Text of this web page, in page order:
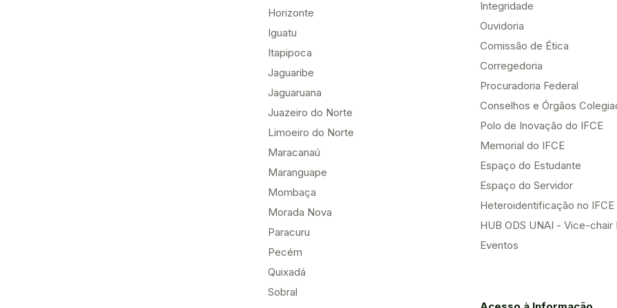
Horizonte
Iguatu
Itapipoca
Jaguaribe
Jaguaruana
Juazeiro do Norte
Limoeiro do Norte
Maracanaú
Maranguape
Mombaça
Morada Nova
Paracuru
Pecém
Quixadá
Sobral
Integridade
Ouvidoria
Comissão de Ética
Corregedoria
Procuradoria Federal
Conselhos e Órgãos
Polo de Inovação do IFCE
Memorial do IFCE
Espaço do Estudante
Espaço do Servidor
Heteroidentificação no IFCE
HUB ODS UNAI - Vice-chair
Eventos